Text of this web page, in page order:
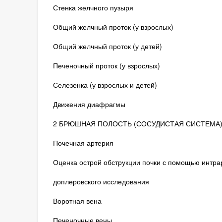
Стенка желчного пузыря
Общий желчный проток (у взрослых)
Общий желчный проток (у детей)
Печеночный проток (у взрослых)
Селезенка (у взрослых и детей)
Движения диафрагмы
2 БРЮШНАЯ ПОЛОСТЬ (СОСУДИСТАЯ СИСТЕМА)
Почечная артерия
Оценка острой обструкции почки с помощью
доплеровского исследования
Воротная вена
Печеночные вены